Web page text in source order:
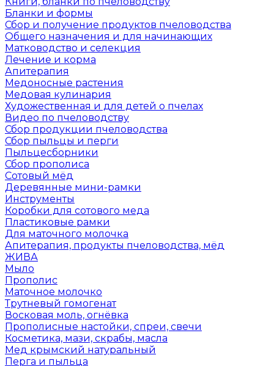
Бланки и формы
Сбор и получение продуктов пчеловодства
Общего назначения и для начинающих
Матководство и селекция
Лечение и корма
Апитерапия
Медоносные растения
Медовая кулинария
Художественная и для детей о пчелах
Видео по пчеловодству
Сбор продукции пчеловодства
Сбор пыльцы и перги
Пыльцесборники
Сбор прополиса
Сотовый мёд
Деревянные мини-рамки
Инструменты
Коробки для сотового меда
Пластиковые рамки
Для маточного молочка
Апитерапия, продукты пчеловодства, мёд
ЖИВА
Мыло
Прополис
Маточное молочко
Трутневый гомогенат
Восковая моль, огнёвка
Прополисные настойки, спреи, свечи
Косметика, мази, скрабы, масла
Мед крымский натуральный
Перга и пыльца